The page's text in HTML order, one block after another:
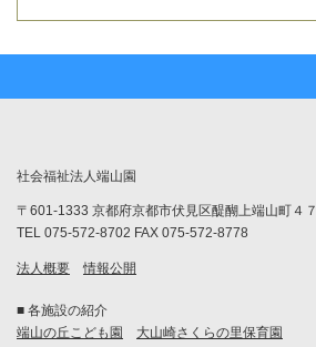
社会福祉法人端山園
〒601-1333 京都府京都市伏見区醍醐上端山町４７
TEL 075-572-8702 FAX 075-572-8778
法人概要 情報公開
■ 各施設の紹介
端山の丘こども園
大山崎さくらの里保育園